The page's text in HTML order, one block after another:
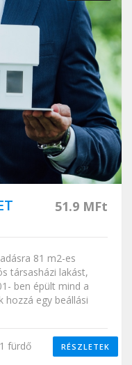
51.9 MFt
81 m2-es
társasházi lakást,
ben épült mind a
hozzá egy beállási
1 fürdő RÉSZLETEK